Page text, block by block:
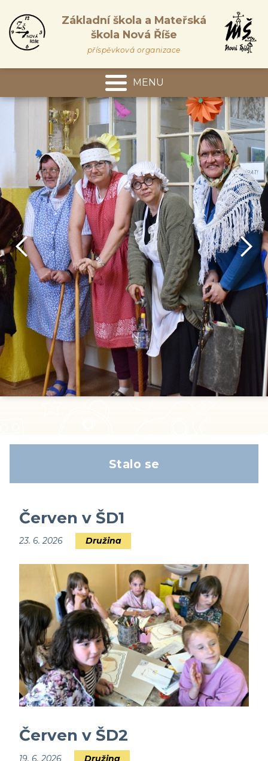
Základní škola a Mateřská
škola Nová Říše
příspěvková organizace
MENU
předchozí
Stalo se
Červen v ŠD1
23. 6. 2026 Družina
Červen v ŠD2
19. 6. 2026 Družina